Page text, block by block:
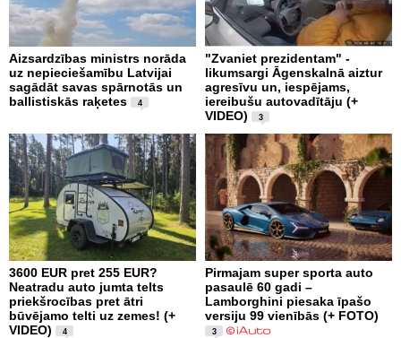
Aizsardzības ministrs norāda
uz nepieciešamību Latvijai
sagādāt savas spārnotās un
ballistiskās raķetes
4
"Zvaniet prezidentam" -
likumsargi Āgenskalnā aiztur
agresīvu un, iespējams,
iereibušu autovadītāju (+
VIDEO)
3
3600 EUR pret 255 EUR?
Neatradu auto jumta telts
priekšrocības pret ātri
būvējamo telti uz zemes! (+
VIDEO)
4
Pirmajam super sporta auto
pasaulē 60 gadi –
Lamborghini piesaka īpašo
versiju 99 vienībās (+ FOTO)
3